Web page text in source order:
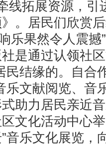
线拓展资源，引
。居民们欣赏
乐果然令人震撼
通过认领社区
民结缘的。自合
乐文献阅览、音
助力居民亲近
区文化活动中心
音乐文化展览，